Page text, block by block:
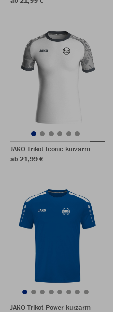
JAKO Trikot Iconic kurzarm
ab 21,99 €
JAKO Trikot Power kurzarm